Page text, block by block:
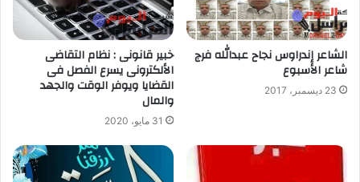
الشاعر إندراوس نجاح عبدالله فرج
شاعر الأسبوع
23 ديسمبر، 2017
خبير قانونى : نظام التقاضى
الألكترونى يسرع الفصل فى
القضايا ويوفر الوقت والجهد
والمال
31 مايو، 2020